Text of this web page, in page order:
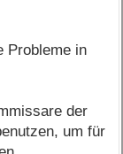
Probleme in
der
um für